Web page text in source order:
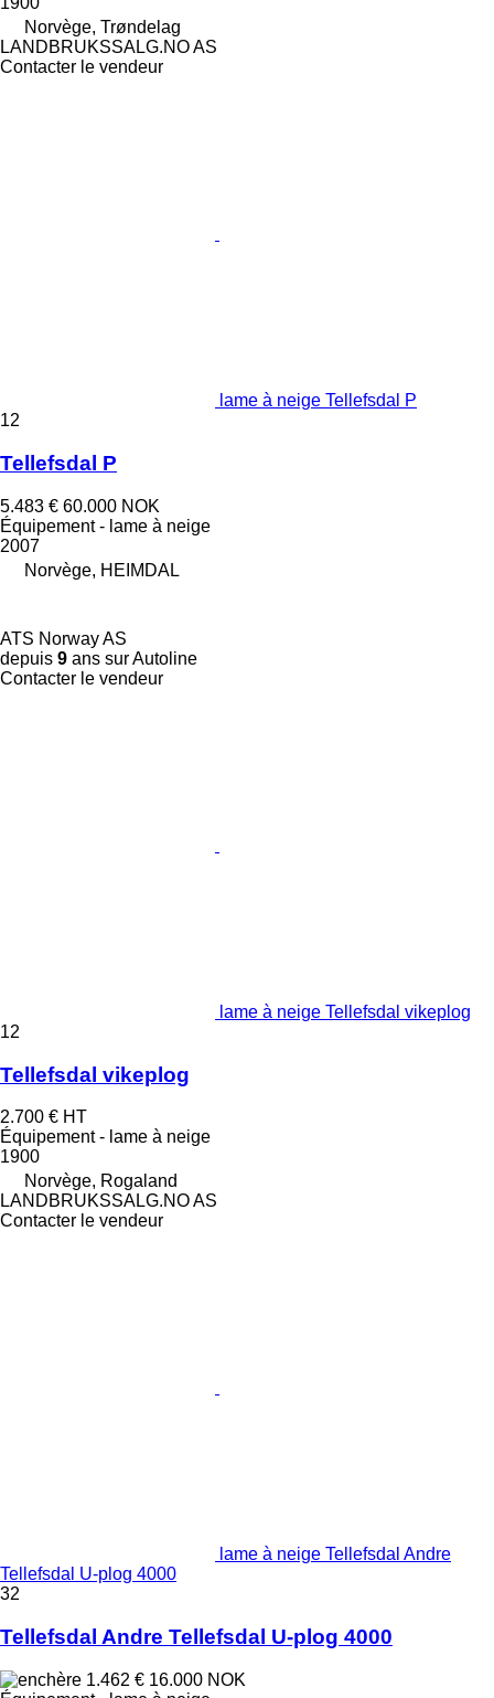
Norvège, Trøndelag
LANDBRUKSSALG.NO AS
Contacter le vendeur
lame à neige Tellefsdal P
12
Tellefsdal P
5.483 € 60.000 NOK
Équipement - lame à neige
2007
Norvège, HEIMDAL
ATS Norway AS
depuis 9 ans sur Autoline
Contacter le vendeur
lame à neige Tellefsdal vikeplog
12
Tellefsdal vikeplog
2.700 € HT
Équipement - lame à neige
1900
Norvège, Rogaland
LANDBRUKSSALG.NO AS
Contacter le vendeur
lame à neige Tellefsdal Andre
Tellefsdal U-plog 4000
32
Tellefsdal Andre Tellefsdal U-plog 4000
1.462 € 16.000 NOK